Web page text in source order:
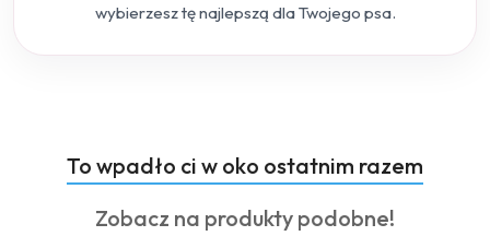
wybierzesz tę najlepszą dla Twojego psa.
Pomiń karuzelę produktów
Produkty
o
statusie:
To wpadło ci w oko ostatnim razem
Produkty
Zobacz na produkty podobne!